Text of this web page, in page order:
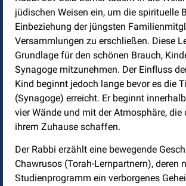
jüdischen Weisen ein, um die spirituelle
Einbeziehung der jüngsten
Versammlungen zu erschließen. Diese
Grundlage für den schönen Brauch,
Synagoge mitzunehmen. Der Einfluss
Kind beginnt jedoch lange bevor es die
(Synagoge) erreicht. Er beginnt
vier Wände und mit der Atmosphäre, die
ihrem Zuhause schaffen.
Der Rabbi erzählt eine bewegende
Chawrusos (Torah-Lernpartnern), deren
Studienprogramm ein verborgenes